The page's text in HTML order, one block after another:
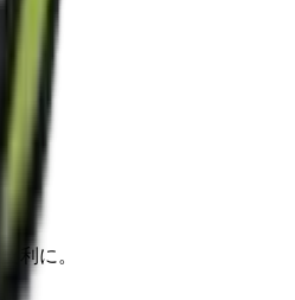
ー
利に。